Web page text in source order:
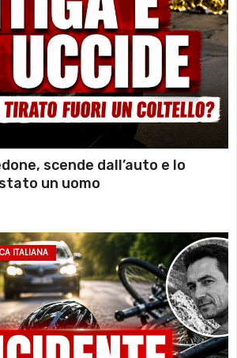
scende dall’auto e lo
un uomo
ITALIANA